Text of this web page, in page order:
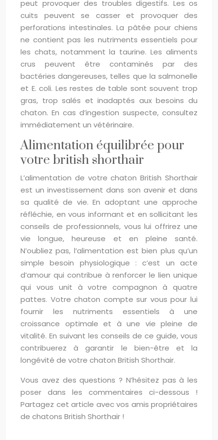
peut provoquer des troubles digestifs. Les os
cuits peuvent se casser et provoquer des
perforations intestinales. La pâtée pour chiens
ne contient pas les nutriments essentiels pour
les chats, notamment la taurine. Les aliments
crus peuvent être contaminés par des
bactéries dangereuses, telles que la salmonelle
et E. coli. Les restes de table sont souvent trop
gras, trop salés et inadaptés aux besoins du
chaton. En cas d’ingestion suspecte, consultez
immédiatement un vétérinaire.
Alimentation équilibrée pour
votre british shorthair
L’alimentation de votre chaton British Shorthair
est un investissement dans son avenir et dans
sa qualité de vie. En adoptant une approche
réfléchie, en vous informant et en sollicitant les
conseils de professionnels, vous lui offrirez une
vie longue, heureuse et en pleine santé.
N’oubliez pas, l’alimentation est bien plus qu’un
simple besoin physiologique : c’est un acte
d’amour qui contribue à renforcer le lien unique
qui vous unit à votre compagnon à quatre
pattes. Votre chaton compte sur vous pour lui
fournir les nutriments essentiels à une
croissance optimale et à une vie pleine de
vitalité. En suivant les conseils de ce guide, vous
contribuerez à garantir le bien-être et la
longévité de votre chaton British Shorthair.
Vous avez des questions ? N’hésitez pas à les
poser dans les commentaires ci-dessous !
Partagez cet article avec vos amis propriétaires
de chatons British Shorthair !